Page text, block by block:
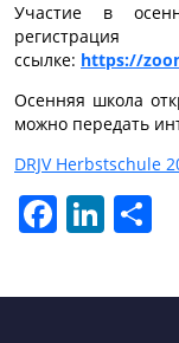
Участие в
ссылке: https://
Осенняя школа
можно передать
DRJV Herbstschule
FacebookLinkedIn